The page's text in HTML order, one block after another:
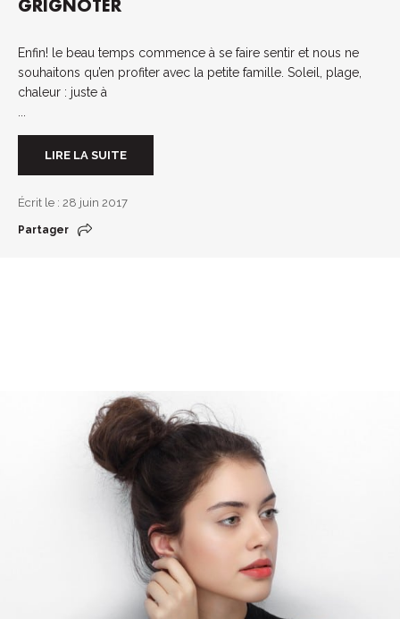
GRIGNOTER
Enfin! le beau temps commence à se faire sentir et nous ne
souhaitons qu’en profiter avec la petite famille. Soleil, plage,
chaleur : juste à
LIRE LA SUITE
Écrit le : 28 juin 2017
Partager